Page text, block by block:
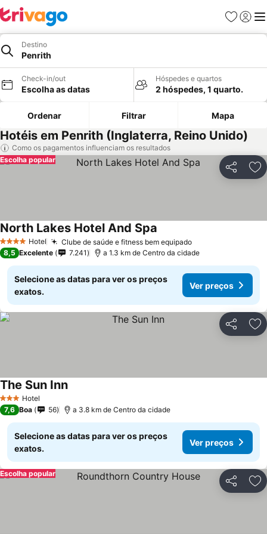
Favoritos
Iniciar
Destino
Penrith
Check-in/out
Escolha as datas
Hóspedes e quartos
2 hóspedes, 1 quarto.
Ordenar Filtrar Mapa
Hotéis em Penrith (Inglaterra, Reino Unido)
Como os pagamentos influenciam os resultados
Partilhar
Escolha popular
4 EstrelasHotel Clube de saúde e fitness bem equipado
North Lakes Hotel And Spa
8,5 Excelente 7.241 a 1.3 km de Centro da cidade
Selecione as datas para ver os preços
exatos.
Ver preços
Partilhar
3 EstrelasHotel
The Sun Inn
7,6 Boa 56 a 3.8 km de Centro da cidade
Selecione as datas para ver os preços
exatos.
Ver preços
Partilhar
Escolha popular